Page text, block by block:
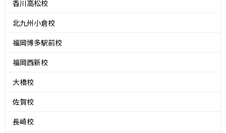
香川高松校
北九州小倉校
福岡博多駅前校
福岡西新校
大橋校
佐賀校
長崎校